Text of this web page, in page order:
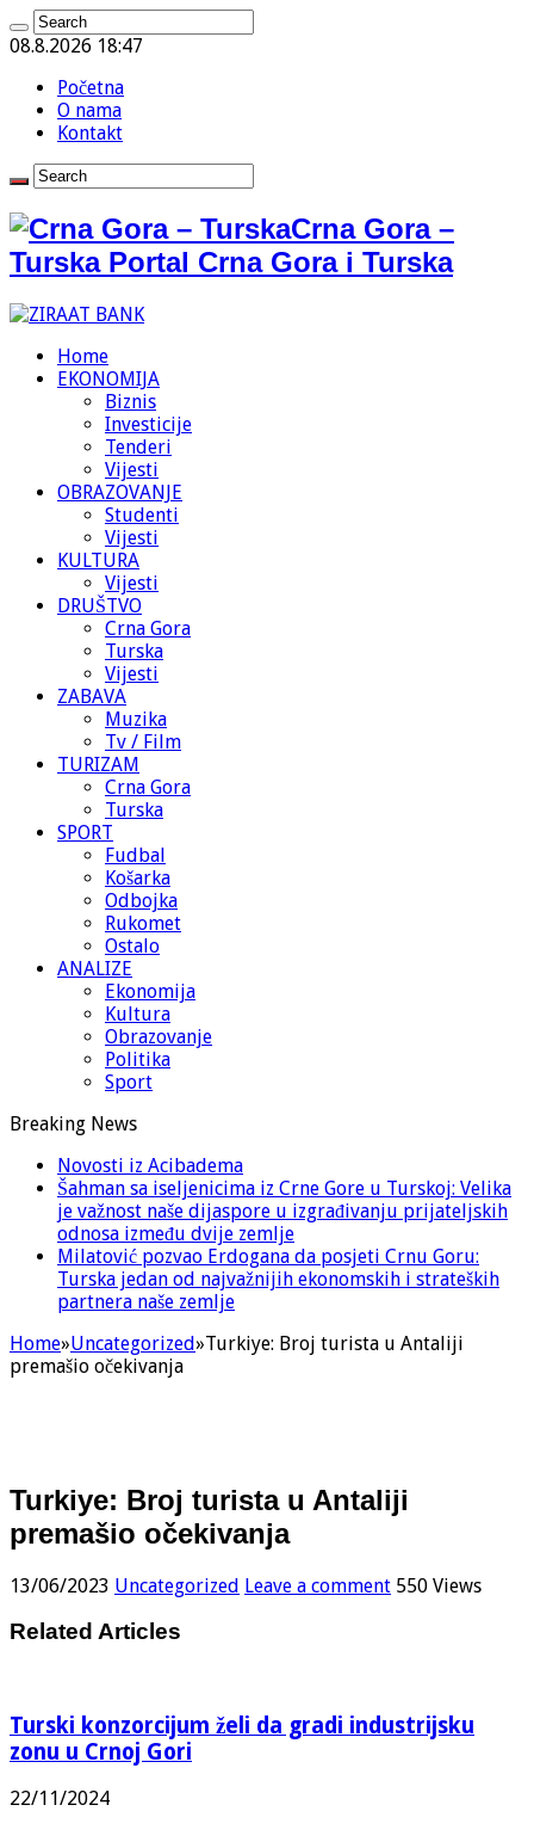
08.8.2026 18:47
Početna
O nama
Kontakt
Crna Gora –
Turska Portal Crna Gora i Turska
Home
EKONOMIJA
Biznis
Investicije
Tenderi
Vijesti
OBRAZOVANJE
Studenti
Vijesti
KULTURA
Vijesti
DRUŠTVO
Crna Gora
Turska
Vijesti
ZABAVA
Muzika
Tv / Film
TURIZAM
Crna Gora
Turska
SPORT
Fudbal
Košarka
Odbojka
Rukomet
Ostalo
ANALIZE
Ekonomija
Kultura
Obrazovanje
Politika
Sport
Breaking News
Novosti iz Acibadema
Šahman sa iseljenicima iz Crne Gore u Turskoj: Velika
je važnost naše dijaspore u izgrađivanju prijateljskih
odnosa između dvije zemlje
Milatović pozvao Erdogana da posjeti Crnu Goru:
Turska jedan od najvažnijih ekonomskih i strateških
partnera naše zemlje
Home»Uncategorized»Turkiye: Broj turista u Antaliji
premašio očekivanja
Turkiye: Broj turista u Antaliji
premašio očekivanja
13/06/2023 Uncategorized Leave a comment 550 Views
Related Articles
Turski konzorcijum želi da gradi industrijsku
zonu u Crnoj Gori
22/11/2024